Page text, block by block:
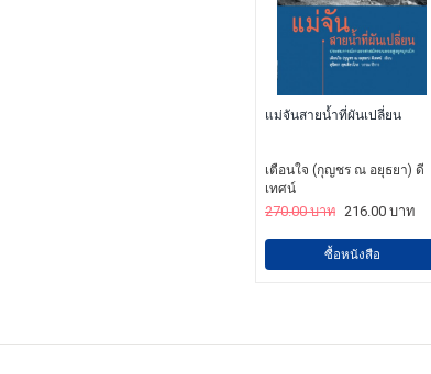
แม่จันสายน้ำที่ผันเปลี่ยน
เตือนใจ (กุญชร ณ อยุธยา) ดี
เทศน์
270.00 บาท 216.00 บาท
ซื้อหนังสือ